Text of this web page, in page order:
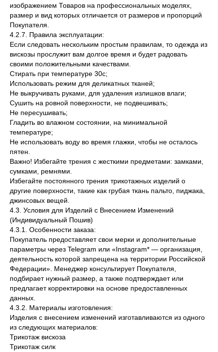
изображением Товаров на профессиональных моделях,
размер и вид которых отличается от размеров и пропорций
Покупателя.
4.2.7. Правила эксплуатации:
Если следовать нескольким простым правилам, то одежда из
вискозы прослужит вам долгое время и будет радовать
своими положительными качествами.
Стирать при температуре 30с;
Использовать режим для деликатных тканей;
Не выкручивать руками, для удаления излишков влаги;
Сушить на ровной поверхности, не подвешивать;
Не пересушивать;
Гладить во влажном состоянии, на минимальной
температуре;
Не использовать воду во время глажки, чтобы не осталось
пятен.
Важно! Избегайте трения с жесткими предметами: замками,
сумками, ремнями.
Избегайте постоянного трения трикотажных изделий о
другие поверхности, такие как грубая ткань пальто, пиджака,
джинсовых вещей.
4.3. Условия для Изделий с Внесением Изменений
(Индивидуальный Пошив)
4.3.1. Особенности заказа:
Покупатель предоставляет свои мерки и дополнительные
параметры через Telegram или «Instagram* — организация,
деятельность которой запрещена на территории Российской
Федерации». Менеджер консультирует Покупателя,
подбирает нужный размер, а также подтверждает или
предлагает корректировки на основе предоставленных
данных.
4.3.2. Материалы изготовления:
Изделия с внесением изменений изготавливаются из одного
из следующих материалов:
Трикотаж вискоза
Трикотаж силк